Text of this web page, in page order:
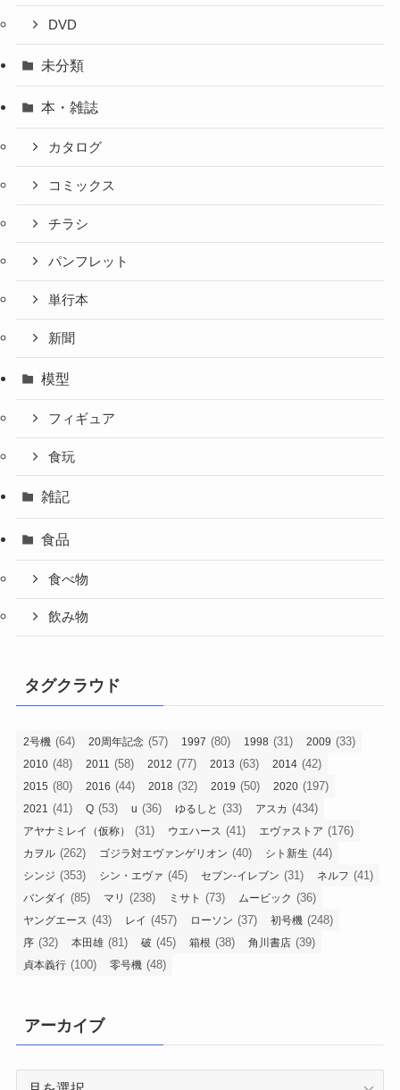
DVD
未分類
本・雑誌
カタログ
コミックス
チラシ
パンフレット
単行本
新聞
模型
フィギュア
食玩
雑記
食品
食べ物
飲み物
タグクラウド
2号機 (64) 20周年記念 (57) 1997 (80) 1998 (31) 2009 (33)
2010 (48) 2011 (58) 2012 (77) 2013 (63) 2014 (42)
2015 (80) 2016 (44) 2018 (32) 2019 (50) 2020 (197)
2021 (41) Q (53) u (36) ゆるしと (33) アスカ (434)
アヤナミレイ（仮称） (31) ウエハース (41) エヴァストア (176)
カヲル (262) ゴジラ対エヴァンゲリオン (40) シト新生 (44)
シンジ (353) シン・エヴァ (45) セブン-イレブン (31) ネルフ (41)
バンダイ (85) マリ (238) ミサト (73) ムービック (36)
ヤングエース (43) レイ (457) ローソン (37) 初号機 (248)
序 (32) 本田雄 (81) 破 (45) 箱根 (38) 角川書店 (39)
貞本義行 (100) 零号機 (48)
アーカイブ